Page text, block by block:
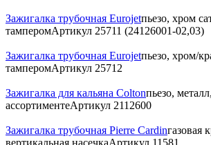
Зажигалка трубочная Eurojetпьезо, хром
тамперомАртикул 25711 (24126001-02,03)
Зажигалка трубочная Eurojetпьезо, хром/
тамперомАртикул 25712
Зажигалка для кальяна Coltonпьезо,
ассортиментеАртикул 2112600
Зажигалка трубочная Pierre Cardinгазовая
вертикальная насечкаАртикул 11581